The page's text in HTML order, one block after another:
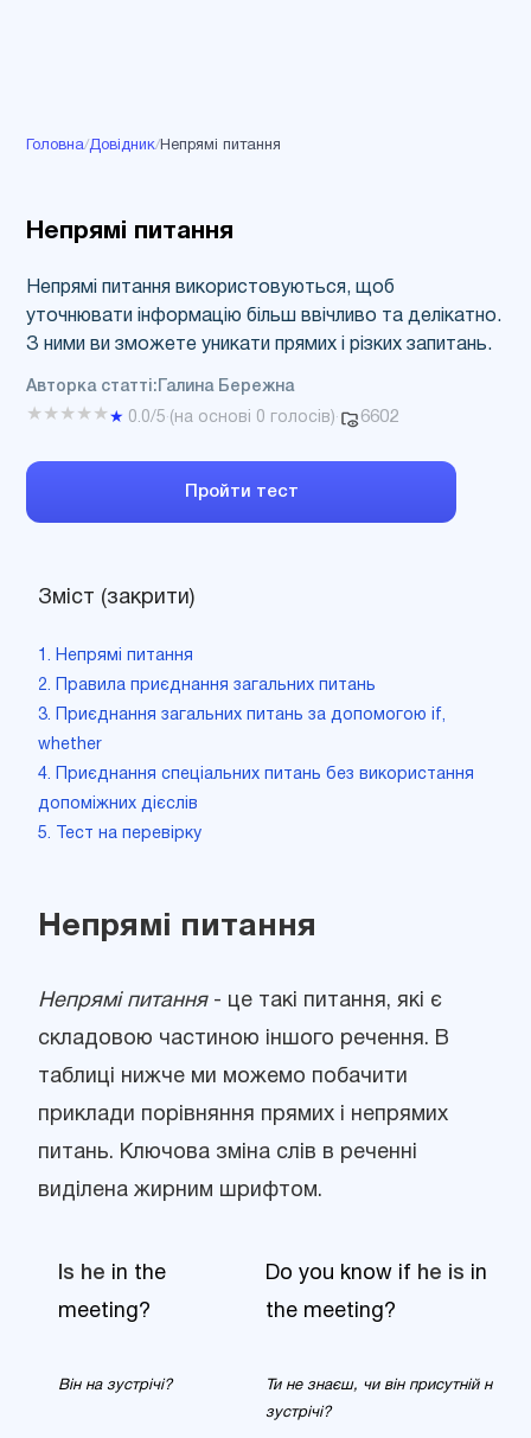
Головна/Довідник/Непрямі питання
Непрямі питання
Непрямі питання використовуються, щоб
уточнювати інформацію більш ввічливо та делікатно.
З ними ви зможете уникати прямих і різких запитань.
Авторка статті: Галина Бережна
★ ★ ★ ★ ★★ 0.0/5·(на основі 0 голосів)· 6602
Пройти тест
Зміст (закрити)
1. Непрямі питання
2. Правила приєднання загальних питань
3. Приєднання загальних питань за допомогою if,
whether
4. Приєднання спеціальних питань без використання
допоміжних дієслів
5. Тест на перевірку
Непрямі питання
Непрямі питання- це такі питання, які є
складовою частиною іншого речення. В
таблиці нижче ми можемо побачити
приклади порівняння прямих і непрямих
питань. Ключова зміна слів в реченні
виділена жирним шрифтом.
Is he in the
meeting?
Він на зустрічі?
Do you know if he is in
the meeting?
Ти не знаєш, чи він присутній на
зустрічі?